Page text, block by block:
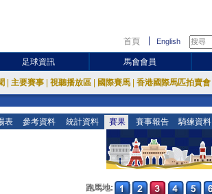
首頁 English
足球資訊 馬會會員
主要賽事 視聽播放區 國際賽馬 香港國際馬匹拍賣會
表 參考資料 統計資料 賽果 賽事報告 騎練資料
跑馬地: